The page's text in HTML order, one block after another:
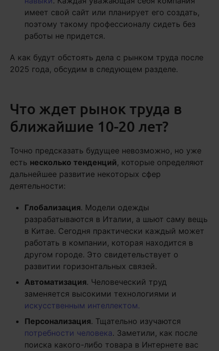
имеет свой сайт или планирует его создать,
поэтому такому профессионалу сидеть без
работы не придется.
А как будут обстоять дела с рынком труда после
2025 года, обсудим в следующем разделе.
Что ждет рынок труда в
ближайшие 10-20 лет?
Точно предсказать будущее невозможно, но уже
есть несколько тенденций, которые определяют
дальнейшее развитие некоторых сфер
деятельности:
Глобализация. Модели одежды
разрабатываются в Италии, а шьют саму вещь
в Китае. Сегодня практически каждый может
работать в компании, которая находится в
другом городе. Это свидетельствует о
развитии горизонтальных связей.
Автоматизация. Человеческий труд
заменяется высокими технологиями и
искусственным интеллектом.
Персонализация. Тщательно изучаются
потребности человека. Заметили, как после
поиска какого-либо товара в Интернете вас